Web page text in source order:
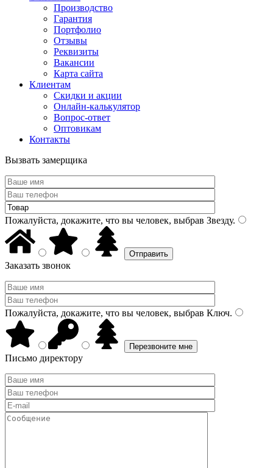
Производство
Гарантия
Портфолио
Отзывы
Реквизиты
Вакансии
Карта сайта
Клиентам
Скидки и акции
Онлайн-калькулятор
Вопрос-ответ
Оптовикам
Контакты
Вызвать замерщика
Пожалуйста, докажите, что вы человек, выбрав Звезду.
Заказать звонок
Пожалуйста, докажите, что вы человек, выбрав Ключ.
Письмо директору